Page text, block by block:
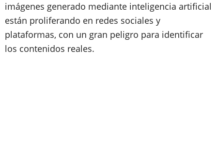
imágenes generado mediante inteligencia artificial
están proliferando en redes sociales y
plataformas, con un gran peligro para identificar
los contenidos reales.